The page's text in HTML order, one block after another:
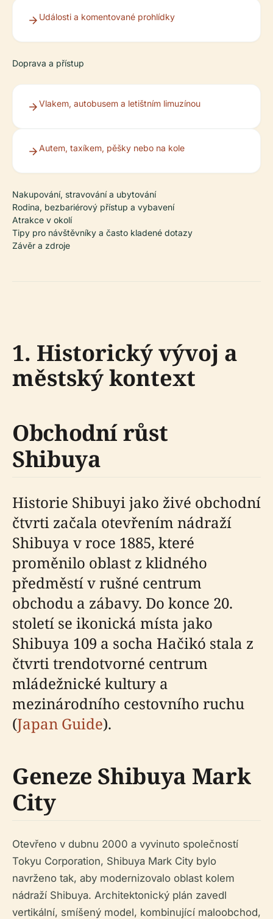
Události a komentované prohlídky
Doprava a přístup
Vlakem, autobusem a letištním limuzínou
Autem, taxíkem, pěšky nebo na kole
Nakupování, stravování a ubytování
Rodina, bezbariérový přístup a vybavení
Atrakce v okolí
Tipy pro návštěvníky a často kladené dotazy
Závěr a zdroje
1. Historický vývoj a
městský kontext
Obchodní růst
Shibuya
Historie Shibuyi jako živé obchodní
čtvrti začala otevřením nádraží
Shibuya v roce 1885, které
proměnilo oblast z klidného
předměstí v rušné centrum
obchodu a zábavy. Do konce 20.
století se ikonická místa jako
Shibuya 109 a socha Hačikó stala z
čtvrti trendotvorné centrum
mládežnické kultury a
mezinárodního cestovního ruchu
(Japan Guide).
Geneze Shibuya Mark
City
Otevřeno v dubnu 2000 a vyvinuto společností
Tokyu Corporation, Shibuya Mark City bylo
navrženo tak, aby modernizovalo oblast kolem
nádraží Shibuya. Architektonický plán zavedl
vertikální, smíšený model, kombinující maloobchod,